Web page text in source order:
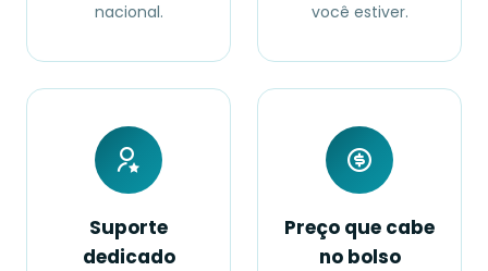
nacional.
você estiver.
Suporte
dedicado
Preço que cabe
no bolso